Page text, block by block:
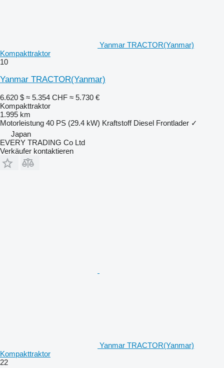
Yanmar TRACTOR(Yanmar)
Kompakttraktor
10
Yanmar TRACTOR(Yanmar)
6.620 $ ≈ 5.354 CHF ≈ 5.730 €
Kompakttraktor
1.995 km
Motorleistung 40 PS (29.4 kW) Kraftstoff Diesel Frontlader ✓
Japan
EVERY TRADING Co Ltd
Verkäufer kontaktieren
Yanmar TRACTOR(Yanmar)
Kompakttraktor
22